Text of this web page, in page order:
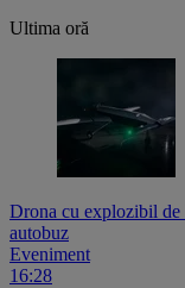
Ultima oră
Drona cu explozibil de
autobuz
Eveniment
16:28